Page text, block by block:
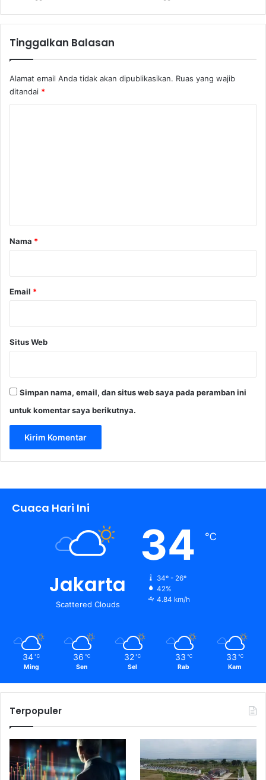
h
S
c
i
Tinggalkan Balasan
Alamat email Anda tidak akan dipublikasikan. Ruas yang wajib
ditandai *
r
Nama *
Email *
Situs Web
Simpan nama, email, dan situs web saya pada peramban ini
untuk komentar saya berikutnya.
Cuaca Hari Ini
Jakarta
Scattered Clouds
34 ℃
34º - 26º
42%
4.84 km/h
34 ℃
Ming
36 ℃
Sen
32 ℃
Sel
33 ℃
Rab
33 ℃
Kam
Terpopuler